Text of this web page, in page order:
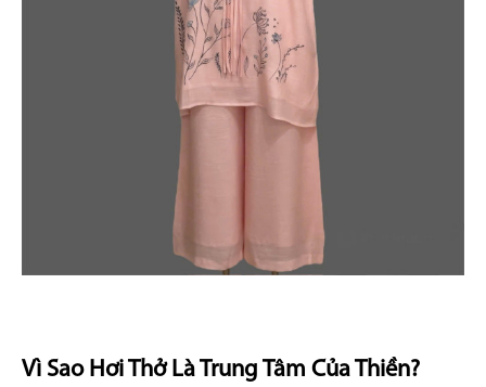
Vì Sao Hơi Thở Là Trung Tâm Của Thiền?